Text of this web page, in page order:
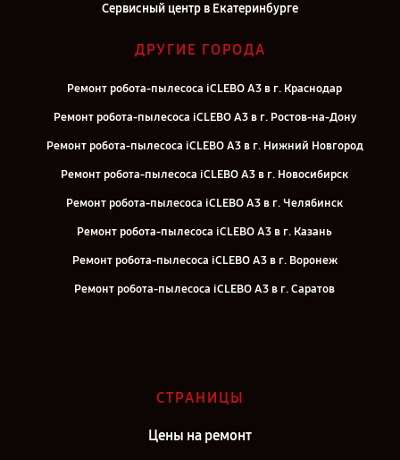
Сервисный центр в Екатеринбурге
ДРУГИЕ ГОРОДА
Ремонт робота-пылесоса iCLEBO A3 в г. Краснодар
Ремонт робота-пылесоса iCLEBO A3 в г. Ростов-на-Дону
Ремонт робота-пылесоса iCLEBO A3 в г. Нижний Новгород
Ремонт робота-пылесоса iCLEBO A3 в г. Новосибирск
Ремонт робота-пылесоса iCLEBO A3 в г. Челябинск
Ремонт робота-пылесоса iCLEBO A3 в г. Казань
Ремонт робота-пылесоса iCLEBO A3 в г. Воронеж
Ремонт робота-пылесоса iCLEBO A3 в г. Саратов
Ремонт робота-пылесоса iCLEBO A3 в г. Санкт-Петербург
СТРАНИЦЫ
Цены на ремонт